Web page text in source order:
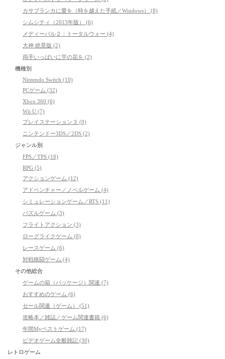
カサブランカに愛を（時を越えた手紙／Windows） (8)
シムシティ（2013年版） (6)
メディーバル２：トータルウォー (4)
大神 絶景版 (2)
両手いっぱいに芋の花を (2)
機種別
Nintendo Switch (10)
PCゲーム (32)
Xbox 360 (6)
Wii U (7)
プレイステーション３ (9)
ニンテンドー3DS／2DS (2)
ジャンル別
FPS／TPS (18)
RPG (5)
アクションゲーム (12)
アドベンチャー／ノベルゲーム (4)
シミュレーションゲーム／RTS (11)
パズルゲーム (3)
フライトアクション (3)
ローグライクゲーム (8)
レースゲーム (6)
対戦格闘ゲーム (4)
その他総合
ゲームの箱（パッケージ）関連 (7)
おすすめのゲーム (6)
セール関連（ゲーム） (51)
攻略本／雑誌／ゲーム関連書籍 (6)
年間Myベストゲーム (17)
ビデオゲーム全般雑記 (30)
レトロゲーム